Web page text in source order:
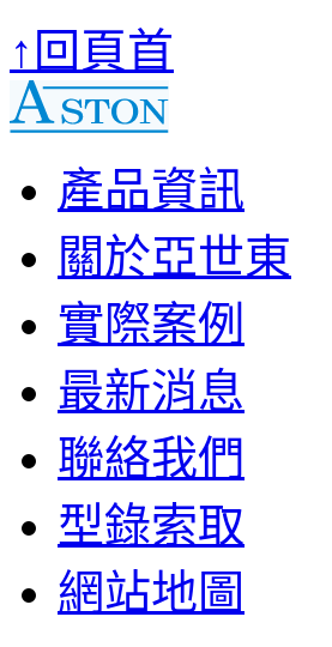
↑回頁首
產品資訊
關於亞世東
實際案例
最新消息
聯絡我們
型錄索取
網站地圖